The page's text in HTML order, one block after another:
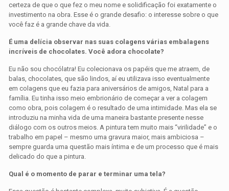
certeza de que o que fez o meu nome e solidificação foi exatamente o
investimento na obra. Esse é o grande desafio: o interesse sobre o que
você faz é a grande chave da vida.
É uma delícia observar nas suas colagens várias embalagens
incríveis de chocolates. Você adora chocolate?
Eu não sou chocólatra! Eu colecionava os papéis que me atraem, de
balas, chocolates, que são lindos, aí eu utilizava isso eventualmente
em colagens que eu fazia para aniversários de amigos, Natal para a
família. Eu tinha isso meio embrionário de começar a ver a colagem
como obra, pois colagem é o resultado de uma intimidade. Mas ela se
introduziu na minha vida de uma maneira bastante presente nesse
diálogo com os outros meios. A pintura tem muito mais “virilidade” e o
trabalho em papel – mesmo uma gravura maior, mais ambiciosa –
sempre guarda uma questão mais íntima e de um processo que é mais
delicado do que a pintura.
Qual é o momento de parar e terminar uma tela?